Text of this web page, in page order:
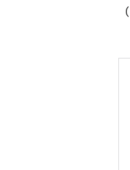
（